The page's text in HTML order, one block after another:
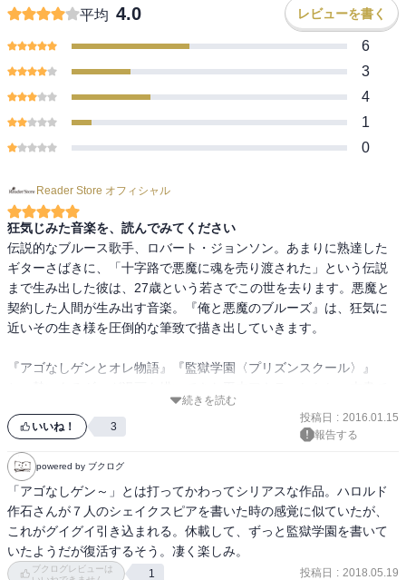
平均 4.0 レビューを書く
6
3
4
1
0
Reader Store オフィシャル
狂気じみた音楽を、読んでみてください
伝説的なブルース歌手、ロバート・ジョンソン。あまりに熟達した
ギターさばきに、「十字路で悪魔に魂を売り渡された」という伝説
まで生み出した彼は、27歳という若さでこの世を去ります。悪魔と
契約した人間が生み出す音楽。『俺と悪魔のブルーズ』は、狂気に
近いその生き様を圧倒的な筆致で描き出していきます。
『アゴなしゲンとオレ物語』『監獄学園〈プリズンスクール〉』
はそうしたギャグは一切鳴りを潜め、狂気じみたブルースの世界に
読者を引きずり込みます。
2007年に4巻が発表されて以来、連載中止となっていた本作。このま
ま打ち切りかと思われていましたが、2015年に待望の最新刊が発売
されました。鬼気迫る表紙と、666円という悪魔めいた本体価格。手
に取りづらい雰囲気を醸し出す作品ですが、一度ページをめくれ
ば、きっとあなたもこの世界の虜になるはずです。
続きを読む
いいね！ 3
投稿日 : 2016.01.15
報告する
powered by ブクログ
「アゴなしゲン～」とは打ってかわってシリアスな作品。ハロルド
作石さんが７人のシェイクスピアを書いた時の感覚に似ていたが、
これがグイグイ引き込まれる。休載して、ずっと監獄学園を書いて
いたようだが復活するそう。凄く楽しみ。
ブクログレビューは
1 投稿日 : 2018.05.19